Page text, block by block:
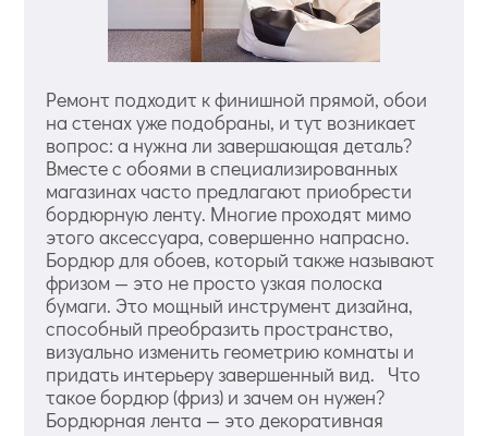
Ремонт подходит к финишной прямой, обои
на стенах уже подобраны, и тут возникает
вопрос: а нужна ли завершающая деталь?
Вместе с обоями в специализированных
магазинах часто предлагают приобрести
бордюрную ленту. Многие проходят мимо
этого аксессуара, совершенно напрасно.
Бордюр для обоев, который также называют
фризом — это не просто узкая полоска
бумаги. Это мощный инструмент дизайна,
способный преобразить пространство,
визуально изменить геометрию комнаты и
придать интерьеру завершенный вид. Что
такое бордюр (фриз) и зачем он нужен?
Бордюрная лента — это декоративная